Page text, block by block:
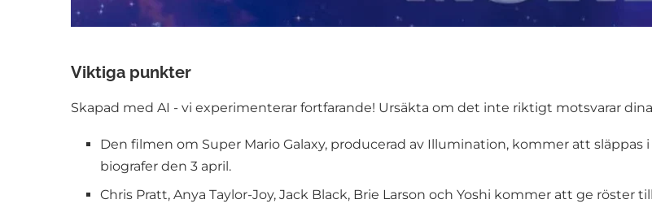
Viktiga punkter
Skapad med AI - vi experimenterar fortfarande! Ursäkta om det inte riktigt motsvarar
Den filmen om Super Mario Galaxy, producerad av Illumination, kommer att släppas
biografer den 3 april.
Chris Pratt, Anya Taylor-Joy, Jack Black, Brie Larson och Yoshi kommer att ge